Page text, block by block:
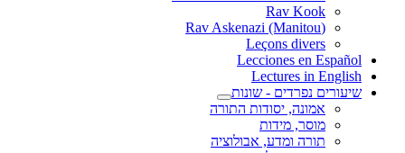
Rav Kook
(Rav Askenazi (Manitou
Leçons divers
Lecciones en Español
Lectures in English
שיעורים נפרדים - שונות
אמונה, יסודות התורה
מוסר, מידות
תורה ומדע, אבולוציה